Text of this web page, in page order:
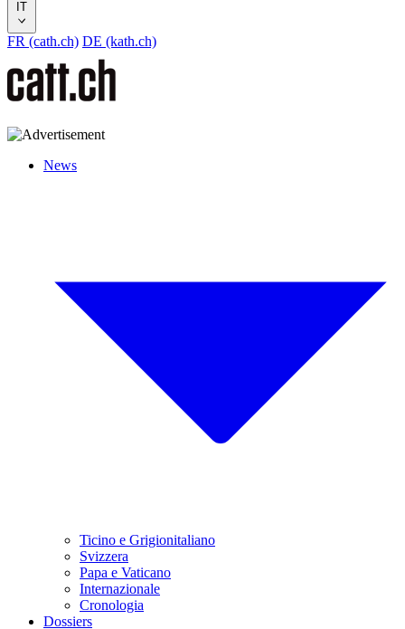
IT
FR (cath.ch) DE (kath.ch)
News
Ticino e Grigionitaliano
Svizzera
Papa e Vaticano
Internazionale
Cronologia
Dossiers